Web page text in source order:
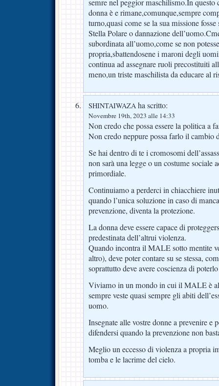
semre nel peggior maschilismo.In questo
donna è e rimane,comunque,sempre
turno,quasi come se la sua missione
Stella Polare o dannazione
subordinata all’uomo,come se non
propria,sbattendosene i maroni degli
continua ad assegnare ruoli precostituiti
meno,un triste maschilista da educare al
SHINTAIWAZA ha scritto:
Novembre 19th, 2023 alle 14:33
Non credo che possa essere la politica a
Non credo neppure possa farlo il cambio
Se hai dentro di te i cromosomi
non sarà una legge o un costume sociale
primordiale.
Continuiamo a perderci in chiacchiere
quando l’unica soluzione in caso di
prevenzione, diventa la protezione.
La donna deve essere capace di
predestinata dell’altrui violenza.
Quando incontra il MALE sotto mentite
altro), deve poter contare su se stessa,
soprattutto deve avere coscienza di
Viviamo in un mondo in cui il MALE è
sempre veste quasi sempre gli abiti
uomo.
Insegnate alle vostre donne a prevenire e
difendersi quando la prevenzione non
Meglio un eccesso di violenza a propria
tomba e le lacrime del cielo.